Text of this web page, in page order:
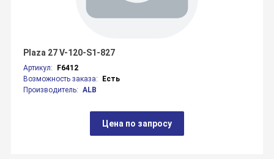
Артикул:
F6412
Возможность заказа:
Есть
Производитель: ALB
Plaza 27 V-120-S1-827
Цена по запросу